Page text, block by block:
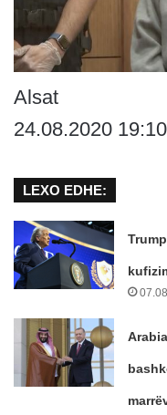
Alsat
24.08.2020 19:10
LEXO EDHE: